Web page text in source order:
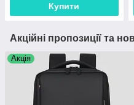
Купити
Акційні пропозиції та
Акція